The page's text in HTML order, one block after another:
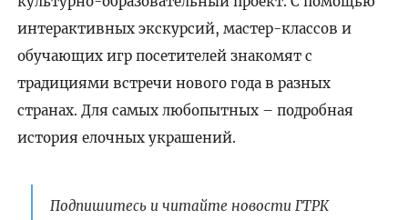
интерактивных экскурсий, мастер-классов и
обучающих игр посетителей знакомят с
традициями встречи нового года в разных
странах. Для самых любопытных – подробная
история елочных украшений.
Подпишитесь и читайте новости ГТРК